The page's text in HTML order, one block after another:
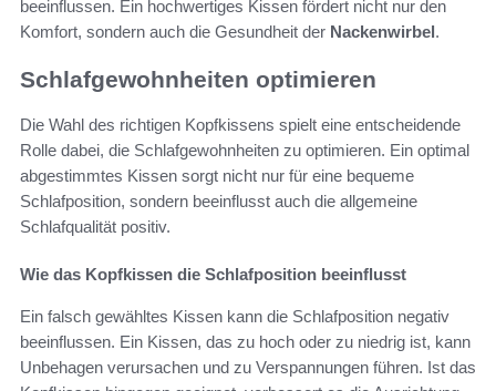
beeinflussen. Ein hochwertiges Kissen fördert nicht nur den
Komfort, sondern auch die Gesundheit der Nackenwirbel.
Schlafgewohnheiten optimieren
Die Wahl des richtigen Kopfkissens spielt eine entscheidende
Rolle dabei, die Schlafgewohnheiten zu optimieren. Ein optimal
abgestimmtes Kissen sorgt nicht nur für eine bequeme
Schlafposition, sondern beeinflusst auch die allgemeine
Schlafqualität positiv.
Wie das Kopfkissen die Schlafposition beeinflusst
Ein falsch gewähltes Kissen kann die Schlafposition negativ
beeinflussen. Ein Kissen, das zu hoch oder zu niedrig ist, kann
Unbehagen verursachen und zu Verspannungen führen. Ist das